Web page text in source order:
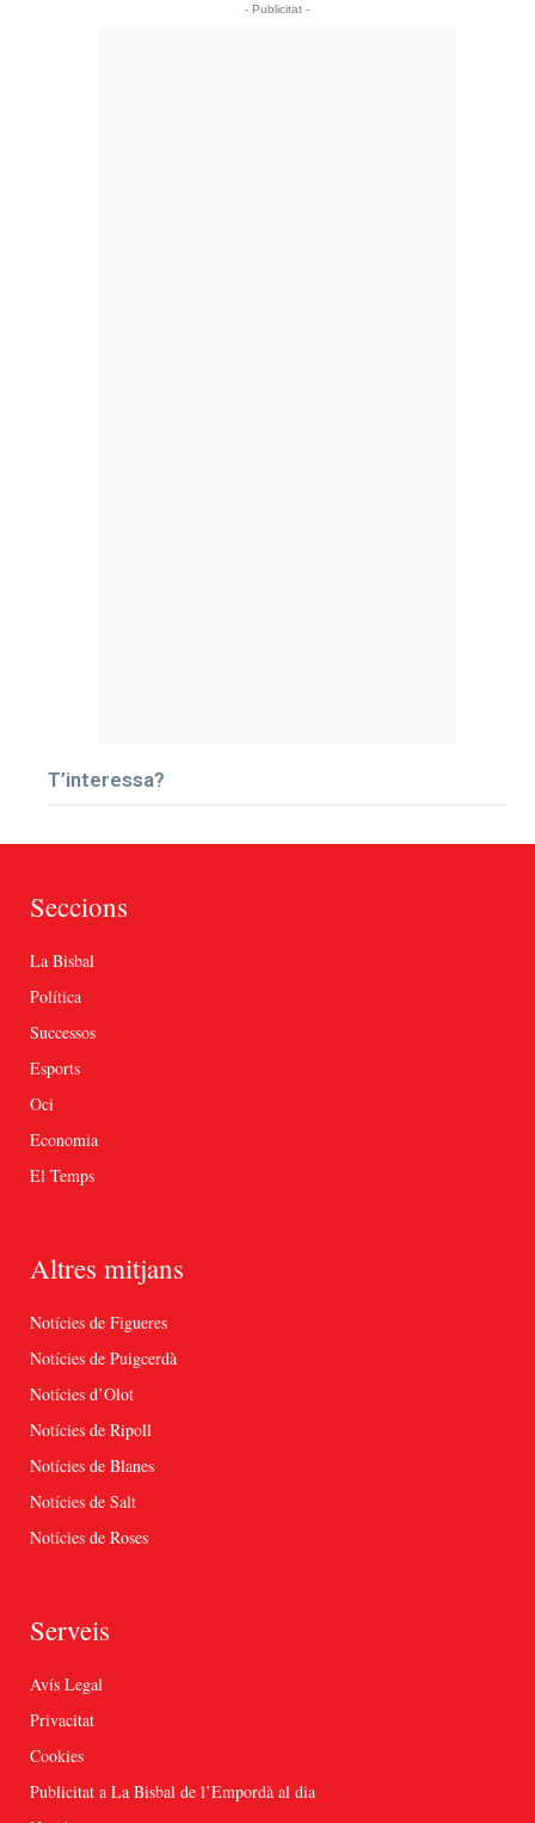
- Publicitat -
T’interessa?
Seccions
La Bisbal
Política
Successos
Esports
Oci
Economia
El Temps
Altres mitjans
Notícies de Figueres
Notícies de Puigcerdà
Notícies d’Olot
Notícies de Ripoll
Notícies de Blanes
Notícies de Salt
Notícies de Roses
Serveis
Avís Legal
Privacitat
Cookies
Publicitat a La Bisbal de l’Empordà al dia